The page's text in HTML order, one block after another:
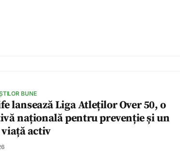
BUNE
lansează Liga Atleților Over 50, o
națională pentru prevenție și un
activ